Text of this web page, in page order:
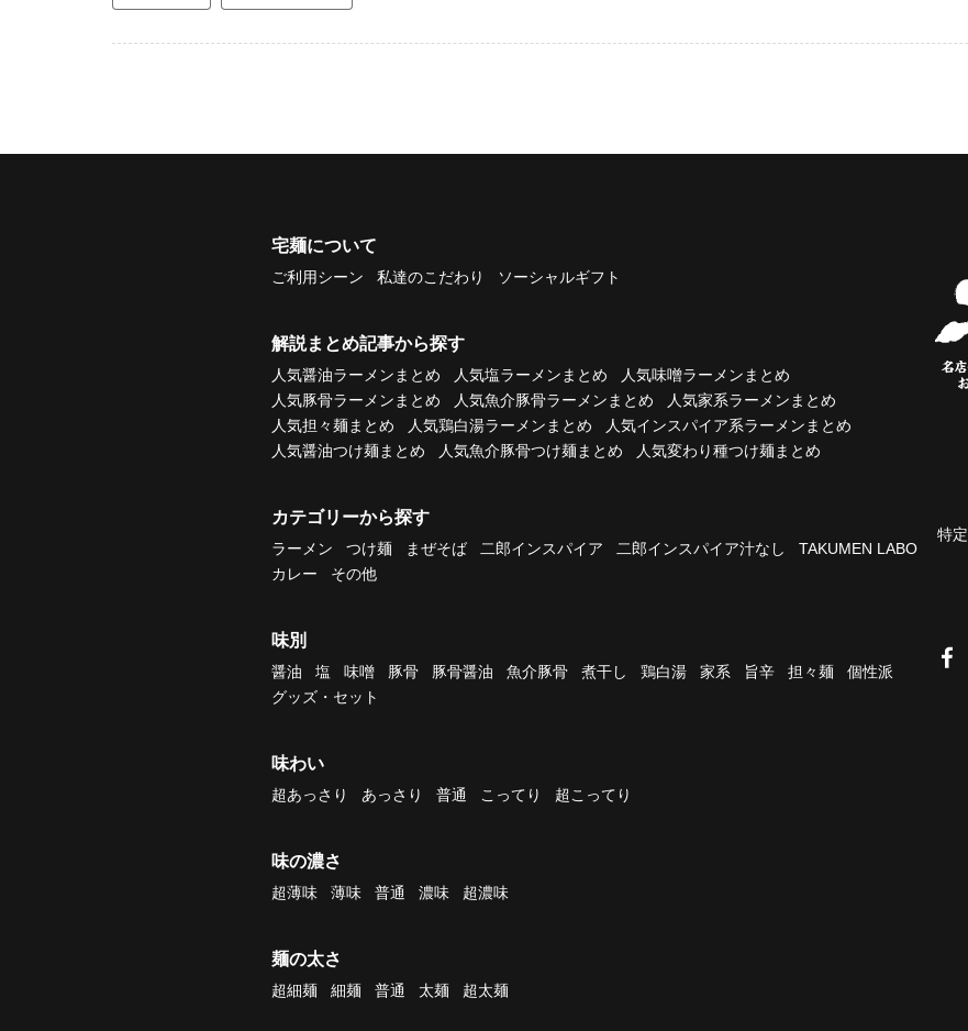
宅麺について
ご利用シーン 私達のこだわり ソーシャルギフト
解説まとめ記事から探す
人気醤油ラーメンまとめ 人気塩ラーメンまとめ
人気味噌ラーメンまとめ
人気豚骨ラーメンまとめ
人気魚介豚骨ラーメンまとめ
人気家系ラーメンまとめ
人気担々麺まとめ
人気鶏白湯ラーメンまとめ
人気インスパイア系ラーメンまとめ
人気醤油つけ麺まとめ
人気魚介豚骨つけ麺まとめ 人気変わり種つけ麺まとめ
カテゴリーから探す
ラーメン つけ麺 まぜそば 二郎インスパイア 二郎インスパイア汁なし
TAKUMEN LABO
カレー
その他
味別
醤油 塩 味噌 豚骨 豚骨醤油 魚介豚骨 煮干し 鶏白湯 家系 旨辛 担々麺
個性派
グッズ・セット
味わい
超あっさり あっさり 普通 こってり 超こってり
味の濃さ
超薄味 薄味 普通 濃味 超濃味
麺の太さ
超細麺 細麺 普通 太麺 超太麺
特